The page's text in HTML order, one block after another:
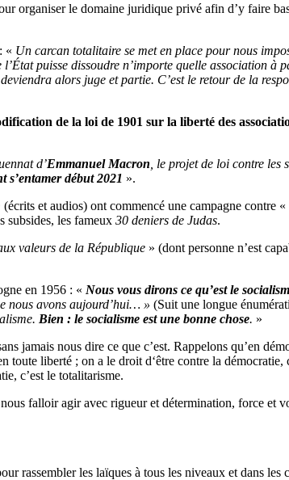
organiser le domaine juridique privé afin d’y faire
« Un carcan totalitaire se met en place pour nous
l’État puisse dissoudre n’importe quelle association à
alors juge et partie. C’est le retour de la
de la loi de 1901 sur la liberté des
d’Emmanuel Macron , le projet de loi contre les
s’entamer début 2021 ».
(écrits et audios) ont commencé une campagne contre «
subsides, les fameux 30 deniers de Judas.
valeurs de la République » (dont personne n’est
en 1956 : « Nous vous dirons ce qu’est le
nous avons aujourd’hui… » (Suit une longue
Bien : le socialisme est une bonne chose. »
jamais nous dire ce que c’est. Rappelons qu’en
toute liberté ; on a le droit d‘être contre la
c’est le totalitarisme.
falloir agir avec rigueur et détermination, force et
rassembler les laïques à tous les niveaux et dans les